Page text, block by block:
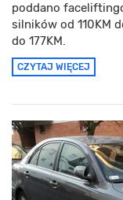
poddano
silników od 110KM
do 177KM.
CZYTAJ WIĘCEJ